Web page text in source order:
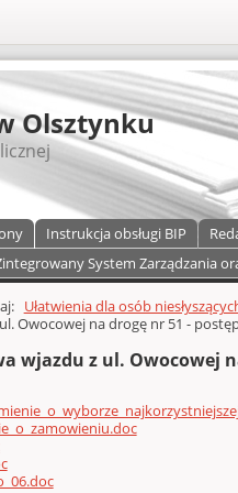
Olsztynku
Instrukcja obsługi BIP
System Zarządzania
Ułatwienia dla osób
Owocowej na drogę nr 51 -
wjazdu z ul. Owocowej